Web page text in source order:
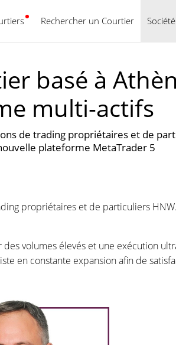
Rechercher un Courtier Société
basé à
multi-actifs
de trading propriétaires et de
plateforme MetaTrader 5
propriétaires et de particuliers
volumes élevés et une exécution
en constante expansion afin de